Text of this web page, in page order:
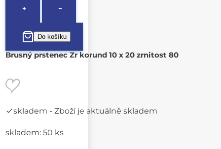
+ −
Brusný prstenec Zr korund 10 x 20 zrnitost 80
skladem - Zboží je aktuálně skladem
skladem: 50 ks